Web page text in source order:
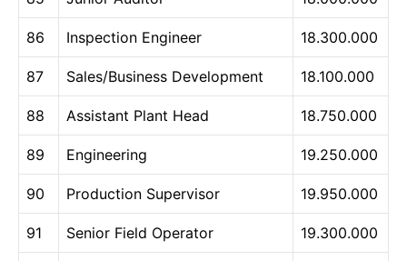
86 Inspection Engineer 18.300.000
87 Sales/Business Development 18.100.000
88 Assistant Plant Head 18.750.000
89 Engineering 19.250.000
90 Production Supervisor 19.950.000
91 Senior Field Operator 19.300.000